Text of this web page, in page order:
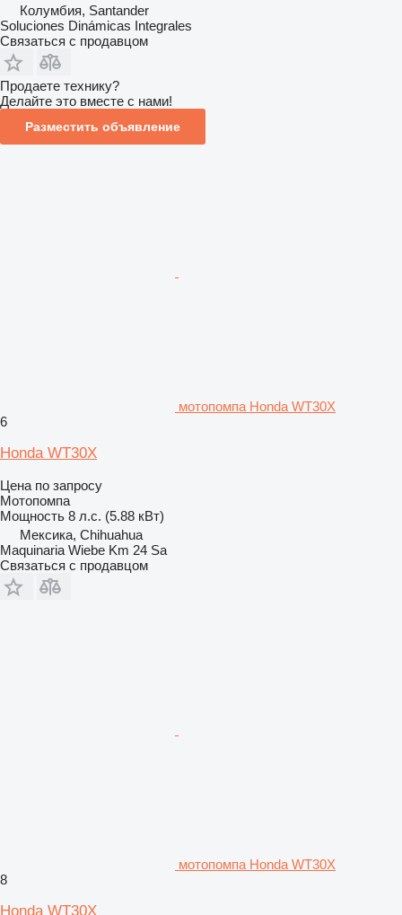
Колумбия, Santander
Soluciones Dinámicas Integrales
Связаться с продавцом
Продаете технику?
Делайте это вместе с нами!
Разместить объявление
мотопомпа Honda WT30X
6
Honda WT30X
Цена по запросу
Мотопомпа
Мощность 8 л.с. (5.88 кВт)
Мексика, Chihuahua
Maquinaria Wiebe Km 24 Sa
Связаться с продавцом
мотопомпа Honda WT30X
8
Honda WT30X